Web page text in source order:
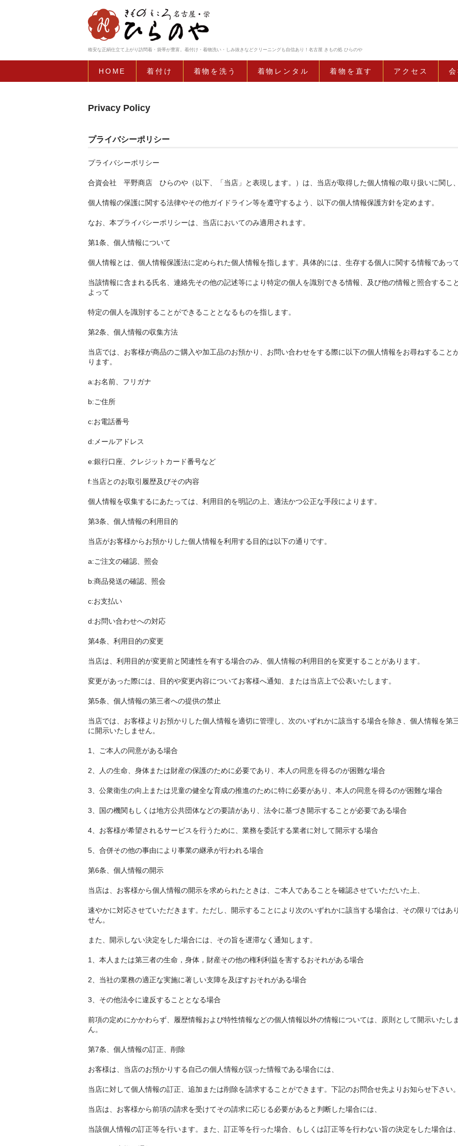
格安な正絹仕立て上がり訪問着・袋帯が豊富。着付け・着物洗い・しみ抜きなどクリーニングも自信あり！名古屋 きもの処 ひらのや
HOME 着付け 着物を洗う 着物レンタル 着物を直す アクセス
Privacy Policy
プライバシーポリシー
プライバシーポリシー
合資会社 平野商店 ひらのや（以下、「当店」と表現します。）は、当店が取得した個人情報の取り扱いに関し、
個人情報の保護に関する法律やその他ガイドライン等を遵守するよう、以下の個人情報保護方針を定めます。
なお、本プライバシーポリシーは、当店においてのみ適用されます。
第1条、個人情報について
個人情報とは、個人情報保護法に定められた個人情報を指します。具体的には、生存する個人に関する情報であって
当該情報に含まれる氏名、連絡先その他の記述等により特定の個人を識別できる情報、及び他の情報と照合するこ
よって
特定の個人を識別することができることとなるものを指します。
第2条、個人情報の収集方法
当店では、お客様が商品のご購入や加工品のお預かり、お問い合わせをする際に以下の個人情報をお尋ねすること
ります。
a:お名前、フリガナ
b:ご住所
c:お電話番号
d:メールアドレス
e:銀行口座、クレジットカード番号など
f:当店とのお取引履歴及びその内容
個人情報を収集するにあたっては、利用目的を明記の上、適法かつ公正な手段によります。
第3条、個人情報の利用目的
当店がお客様からお預かりした個人情報を利用する目的は以下の通りです。
a:ご注文の確認、照会
b:商品発送の確認、照会
c:お支払い
d:お問い合わせへの対応
第4条、利用目的の変更
当店は、利用目的が変更前と関連性を有する場合のみ、個人情報の利用目的を変更することがあります。
変更があった際には、目的や変更内容についてお客様へ通知、または当店上で公表いたします。
第5条、個人情報の第三者への提供の禁止
当店では、お客様よりお預かりした個人情報を適切に管理し、次のいずれかに該当する場合を除き、個人情報を第
に開示いたしません。
1、ご本人の同意がある場合
2、人の生命、身体または財産の保護のために必要であり、本人の同意を得るのが困難な場合
3、公衆衛生の向上または児童の健全な育成の推進のために特に必要があり、本人の同意を得るのが困難な場合
3、国の機関もしくは地方公共団体などの要請があり、法令に基づき開示することが必要である場合
4、お客様が希望されるサービスを行うために、業務を委託する業者に対して開示する場合
5、合併その他の事由により事業の継承が行われる場合
第6条、個人情報の開示
当店は、お客様から個人情報の開示を求められたときは、ご本人であることを確認させていただいた上、
速やかに対応させていただきます。ただし、開示することにより次のいずれかに該当する場合は、その限りではあ
せん。
また、開示しない決定をした場合には、その旨を遅滞なく通知します。
1、本人または第三者の生命，身体，財産その他の権利利益を害するおそれがある場合
2、当社の業務の適正な実施に著しい支障を及ぼすおそれがある場合
3、その他法令に違反することとなる場合
前項の定めにかかわらず、履歴情報および特性情報などの個人情報以外の情報については、原則として開示いたし
ん。
第7条、個人情報の訂正、削除
お客様は、当店のお預かりする自己の個人情報が誤った情報である場合には、
当店に対して個人情報の訂正、追加または削除を請求することができます。下記のお問合せ先よりお知らせ下さい。
当店は、お客様から前項の請求を受けてその請求に応じる必要があると判断した場合には、
当該個人情報の訂正等を行います。また、訂正等を行った場合、もしくは訂正等を行わない旨の決定をした場合は、